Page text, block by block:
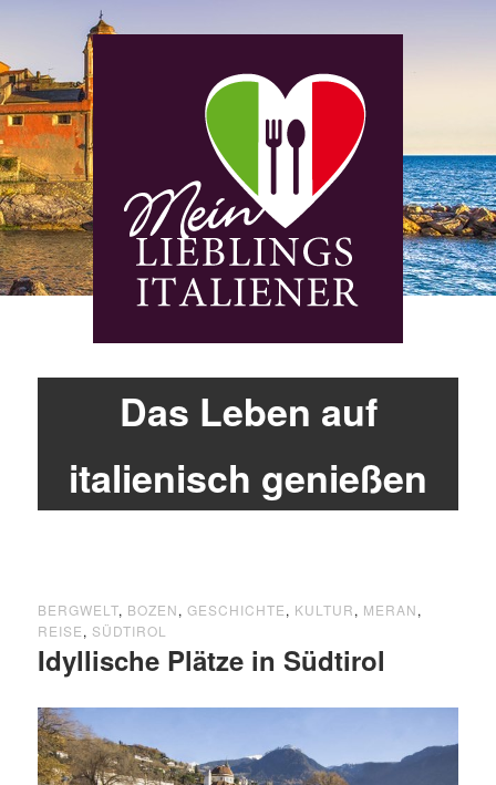
Das Leben auf
italienisch genießen
BERGWELT, BOZEN, GESCHICHTE, KULTUR, MERAN,
REISE, SÜDTIROL
Idyllische Plätze in Südtirol